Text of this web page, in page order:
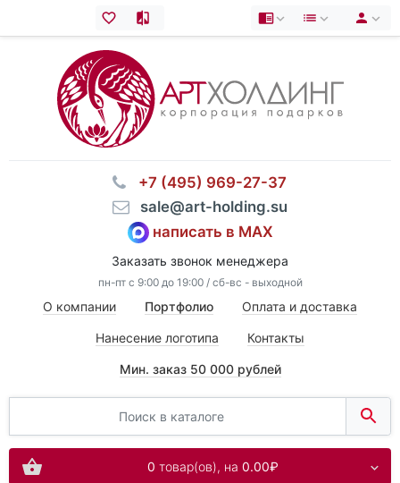
⠀+7 (495) 969-27-37
⠀sale@art-holding.su
написать в MAX
Заказать звонок менеджера
пн-пт с 9:00 до 19:00 / сб-вс - выходной
О компании Портфолио Оплата и доставка
Нанесение логотипа Контакты
Мин. заказ 50 000 рублей
0 товар(ов), на 0.00₽